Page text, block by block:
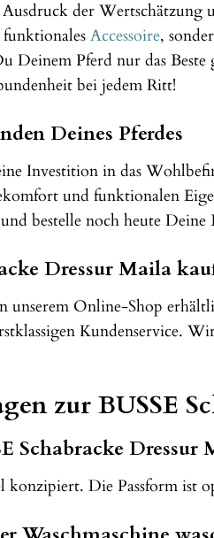
der Wertschätzung
Accessoire,
Deinem Pferd nur das
bei jedem Ritt!
Deines Pferdes
Investition in das
und funktionalen
bestelle noch heute Deine
Dressur Maila
unserem Online-Shop
Kundenservice.
zur BUSSE
Schabracke Dressur
konzipiert. Die Passform ist